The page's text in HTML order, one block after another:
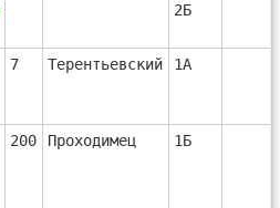
2Б
7 Терентьевский 1А
200 Проходимец 1Б